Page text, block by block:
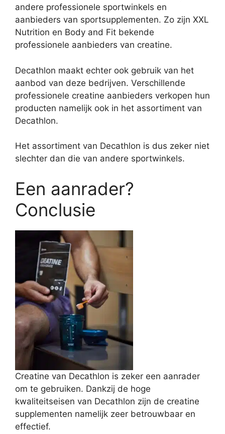
andere professionele sportwinkels en
aanbieders van sportsupplementen. Zo zijn XXL
Nutrition en Body and Fit bekende
professionele aanbieders van creatine.
Decathlon maakt echter ook gebruik van het
aanbod van deze bedrijven. Verschillende
professionele creatine aanbieders verkopen hun
producten namelijk ook in het assortiment van
Decathlon.
Het assortiment van Decathlon is dus zeker niet
slechter dan die van andere sportwinkels.
Een aanrader?
Conclusie
Creatine van Decathlon is zeker een aanrader
om te gebruiken. Dankzij de hoge
kwaliteitseisen van Decathlon zijn de creatine
supplementen namelijk zeer betrouwbaar en
effectief.